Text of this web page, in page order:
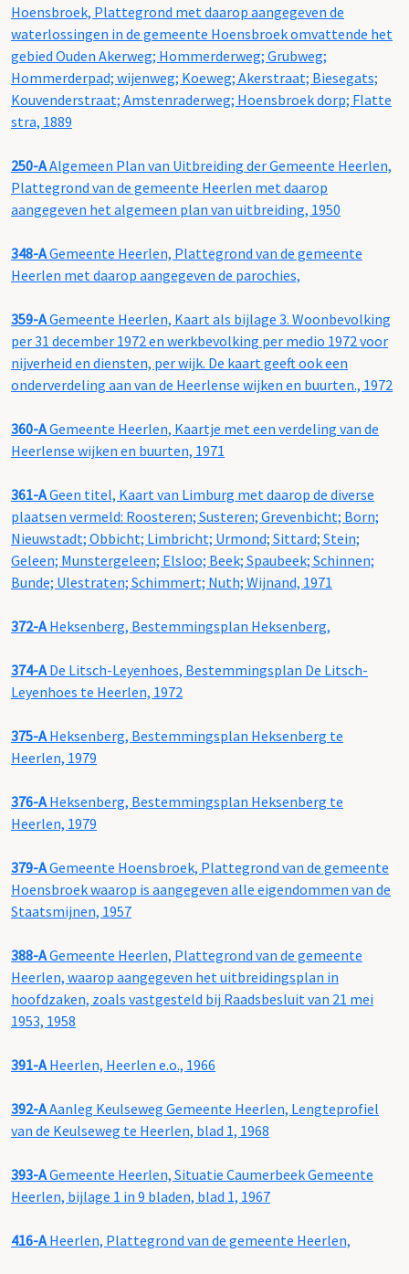
Hoensbroek, Plattegrond met daarop aangegeven de
waterlossingen in de gemeente Hoensbroek omvattende het
gebied Ouden Akerweg; Hommerderweg; Grubweg;
Hommerderpad; wijenweg; Koeweg; Akerstraat; Biesegats;
Kouvenderstraat; Amstenraderweg; Hoensbroek dorp; Flatte
stra, 1889
250-AAlgemeen Plan van Uitbreiding der Gemeente Heerlen,
Plattegrond van de gemeente Heerlen met daarop
aangegeven het algemeen plan van uitbreiding, 1950
348-AGemeente Heerlen, Plattegrond van de gemeente
Heerlen met daarop aangegeven de parochies,
359-AGemeente Heerlen, Kaart als bijlage 3. Woonbevolking
per 31 december 1972 en werkbevolking per medio 1972 voor
nijverheid en diensten, per wijk. De kaart geeft ook een
onderverdeling aan van de Heerlense wijken en buurten., 1972
360-AGemeente Heerlen, Kaartje met een verdeling van de
Heerlense wijken en buurten, 1971
361-AGeen titel, Kaart van Limburg met daarop de diverse
plaatsen vermeld: Roosteren; Susteren; Grevenbicht; Born;
Nieuwstadt; Obbicht; Limbricht; Urmond; Sittard; Stein;
Geleen; Munstergeleen; Elsloo; Beek; Spaubeek; Schinnen;
Bunde; Ulestraten; Schimmert; Nuth; Wijnand, 1971
372-AHeksenberg, Bestemmingsplan Heksenberg,
374-ADe Litsch-Leyenhoes, Bestemmingsplan De Litsch-
Leyenhoes te Heerlen, 1972
375-AHeksenberg, Bestemmingsplan Heksenberg te
Heerlen, 1979
376-AHeksenberg, Bestemmingsplan Heksenberg te
Heerlen, 1979
379-AGemeente Hoensbroek, Plattegrond van de gemeente
Hoensbroek waarop is aangegeven alle eigendommen van de
Staatsmijnen, 1957
388-AGemeente Heerlen, Plattegrond van de gemeente
Heerlen, waarop aangegeven het uitbreidingsplan in
hoofdzaken, zoals vastgesteld bij Raadsbesluit van 21 mei
1953, 1958
391-AHeerlen, Heerlen e.o., 1966
392-AAanleg Keulseweg Gemeente Heerlen, Lengteprofiel
van de Keulseweg te Heerlen, blad 1, 1968
393-AGemeente Heerlen, Situatie Caumerbeek Gemeente
Heerlen, bijlage 1 in 9 bladen, blad 1, 1967
416-AHeerlen, Plattegrond van de gemeente Heerlen,